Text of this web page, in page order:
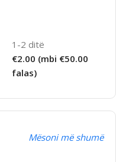
1-2 ditë
€2.00 (mbi €50.00
falas)
Mësoni më shumë